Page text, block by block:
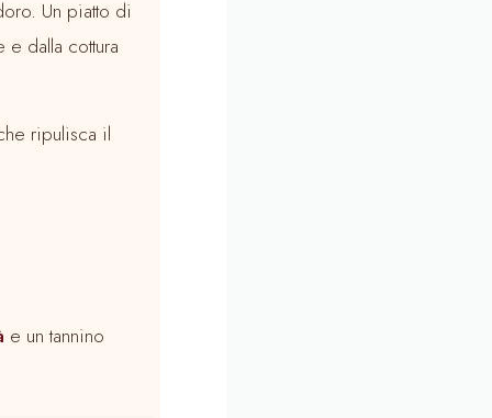
Un piatto di
dalla cottura
ripulisca il
e un tannino